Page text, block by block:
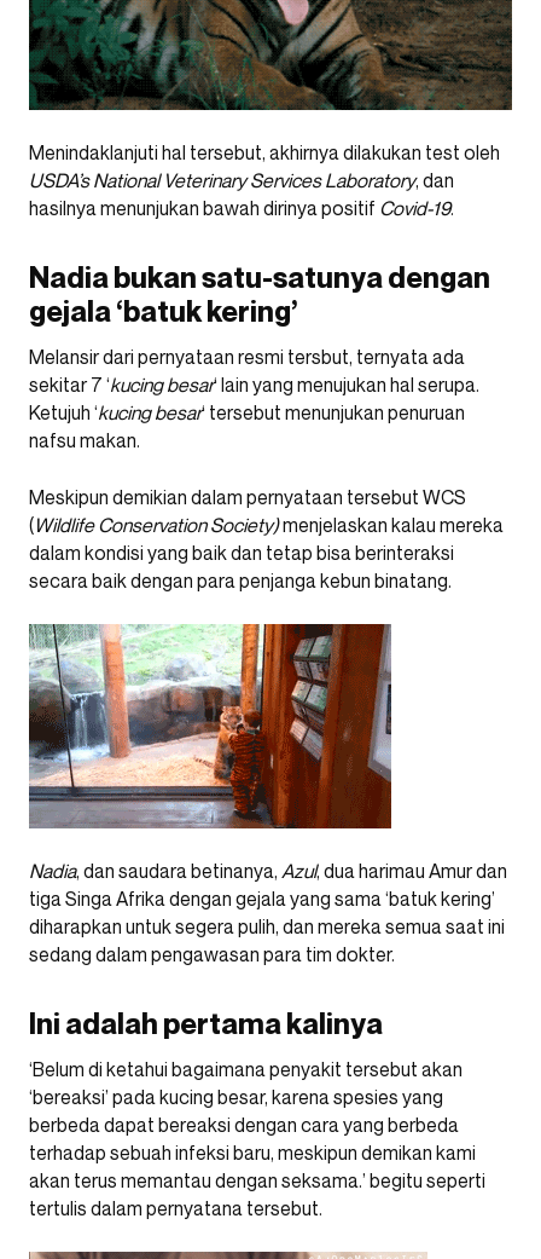
Menindaklanjuti hal tersebut, akhirnya dilakukan test oleh
USDA’s National Veterinary Services Laboratory, dan
hasilnya menunjukan bawah dirinya positif Covid-19.
Nadia bukan satu-satunya dengan
gejala ‘batuk kering’
Melansir dari pernyataan resmi tersbut, ternyata ada
sekitar 7 ‘kucing besar‘ lain yang menujukan hal serupa.
Ketujuh ‘kucing besar‘ tersebut menunjukan penuruan
nafsu makan.
Meskipun demikian dalam pernyataan tersebut WCS
(Wildlife Conservation Society)menjelaskan kalau mereka
dalam kondisi yang baik dan tetap bisa berinteraksi
secara baik dengan para penjanga kebun binatang.
Nadia, dan saudara betinanya, Azul, dua harimau Amur dan
tiga Singa Afrika dengan gejala yang sama ‘batuk kering’
diharapkan untuk segera pulih, dan mereka semua saat ini
sedang dalam pengawasan para tim dokter.
Ini adalah pertama kalinya
‘Belum di ketahui bagaimana penyakit tersebut akan
‘bereaksi’ pada kucing besar, karena spesies yang
berbeda dapat bereaksi dengan cara yang berbeda
terhadap sebuah infeksi baru, meskipun demikan kami
akan terus memantau dengan seksama.’ begitu seperti
tertulis dalam pernyatana tersebut.